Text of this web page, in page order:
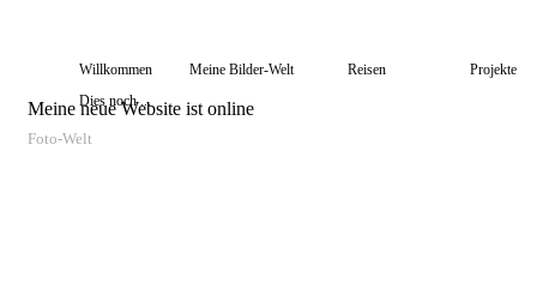
Willkommen Meine Bilder-Welt Reisen
Projekte
Dies noch ...
Meine neue Website ist online
Foto-Welt